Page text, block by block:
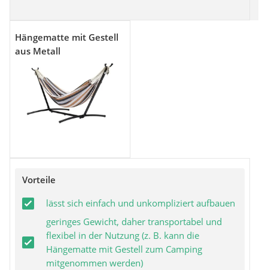
Hängematte mit Gestell
aus Metall
Vorteile
lässt sich einfach und unkompliziert aufbauen
geringes Gewicht, daher transportabel und
flexibel in der Nutzung (z. B. kann die
Hängematte mit Gestell zum Camping
mitgenommen werden)